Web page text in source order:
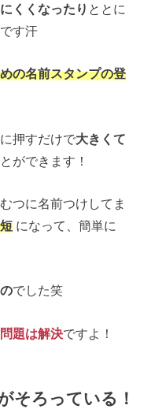
くくなったり ととに
す汗
の名前スタンプの登
押すだけで大きくて
ができます！
つに名前つけしてま
になって、簡単に
でした笑
題は解決ですよ！
ろっている！